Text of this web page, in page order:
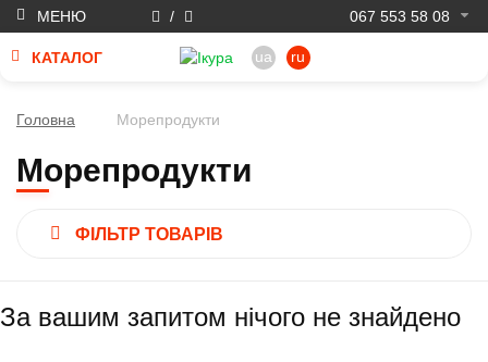
МЕНЮ / 067 553 58 08
ua ru
КАТАЛОГ
Головна Морепродукти
Морепродукти
ФІЛЬТР ТОВАРІВ
За вашим запитом нічого не знайдено